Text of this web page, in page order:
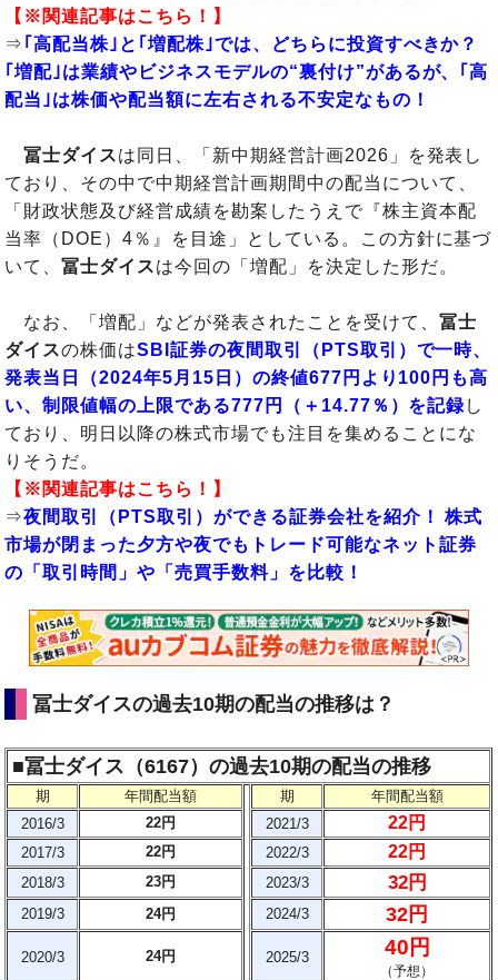
【※関連記事はこちら！】
⇒ ｢高配当株｣と｢増配株｣では、どちらに投資すべきか？
｢増配｣は業績やビジネスモデルの“裏付け”があるが、｢高
配当｣は株価や配当額に左右される不安定なもの！
冨士ダイスは同日、「新中期経営計画2026」を発表し
ており、その中で中期経営計画期間中の配当について、
「財政状態及び経営成績を勘案したうえで『株主資本配
当率（DOE）4％』を目途」としている。この方針に基づ
いて、冨士ダイスは今回の「増配」を決定した形だ。
なお、「増配」などが発表されたことを受けて、 冨士
ダイスの株価はSBI証券の夜間取引（PTS取引）で一時、
発表当日（2024年5月15日）の終値677円より100円も高
い、制限値幅の上限である777円（＋14.77％）を記録し
ており、明日以降の株式市場でも注目を集めることにな
りそうだ。
【※関連記事はこちら！】
⇒夜間取引（PTS取引）ができる証券会社を紹介！ 株式
市場が閉まった夕方や夜でもトレード可能なネット証券
の「取引時間」や「売買手数料」を比較！
冨士ダイスの過去10期の配当の推移は？
■冨士ダイス（6167）の過去10期の配当の推移
期 年間配当額 期
年間配当額
2016/3
22円 2021/3 22円
2017/3 22円 2022/3 22円
2018/3 23円 2023/3 32円
2019/3 24円 2024/3 32円
2020/3 24円 2025/3 40円
（予想）